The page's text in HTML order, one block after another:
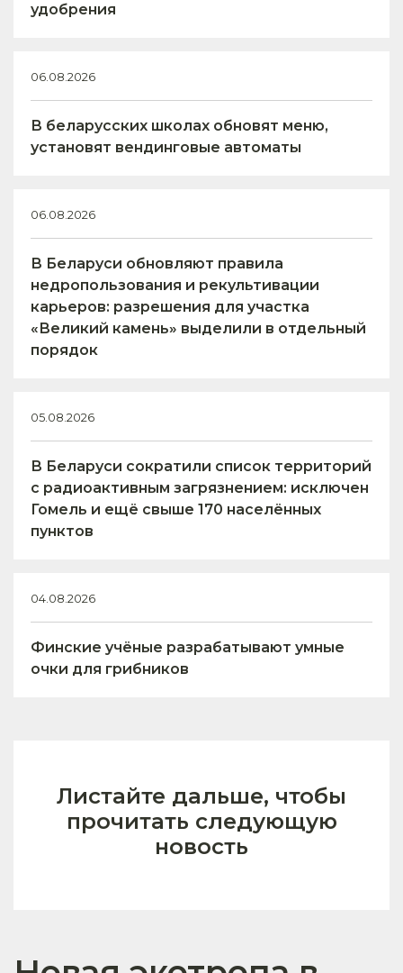
удобрения
06.08.2026
В беларусских школах обновят меню,
установят вендинговые автоматы
06.08.2026
В Беларуси обновляют правила
недропользования и рекультивации
карьеров: разрешения для участка
«Великий камень» выделили в отдельный
порядок
05.08.2026
В Беларуси сократили список территорий
с радиоактивным загрязнением: исключен
Гомель и ещё свыше 170 населённых
пунктов
04.08.2026
Финские учёные разрабатывают умные
очки для грибников
Листайте дальше, чтобы
прочитать следующую
новость